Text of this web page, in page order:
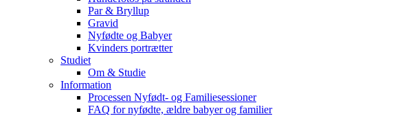
Par & Bryllup
Gravid
Nyfødte og Babyer
Kvinders portrætter
Studiet
Om & Studie
Information
Processen Nyfødt- og Familiesessioner
FAQ for nyfødte, ældre babyer og familier